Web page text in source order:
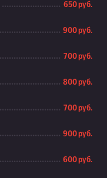
650 руб.
900 руб.
700 руб.
800 руб.
700 руб.
900 руб.
600 руб.